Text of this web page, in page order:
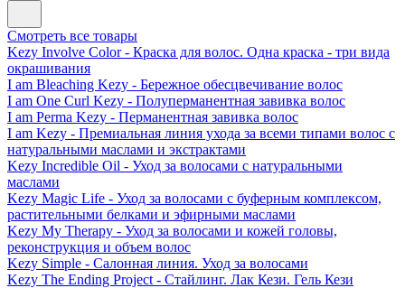
Смотреть все товары
Kezy Involve Color - Краска для волос. Одна краска - три вида
окрашивания
I am Bleaching Kezy - Бережное обесцвечивание волос
I am One Curl Kezy - Полуперманентная завивка волос
I am Perma Kezy - Перманентная завивка волос
I am Kezy - Премиальная линия ухода за всеми типами волос с
натуральными маслами и экстрактами
Kezy Incredible Oil - Уход за волосами с натуральными
маслами
Kezy Magic Life - Уход за волосами с буферным комплексом,
растительными белками и эфирными маслами
Kezy My Therapy - Уход за волосами и кожей головы,
реконструкция и объем волос
Kezy Simple - Салонная линия. Уход за волосами
Kezy The Ending Project - Стайлинг. Лак Кези. Гель Кези